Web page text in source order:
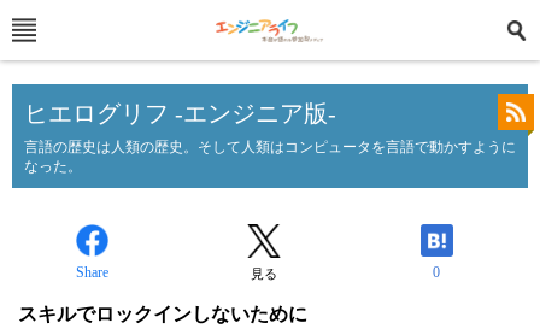
ヒエログリフ -エンジニア版-
言語の歴史は人類の歴史。そして人類はコンピュータを言語で動かすように
なった。
Share 見る 0
スキルでロックインしないために